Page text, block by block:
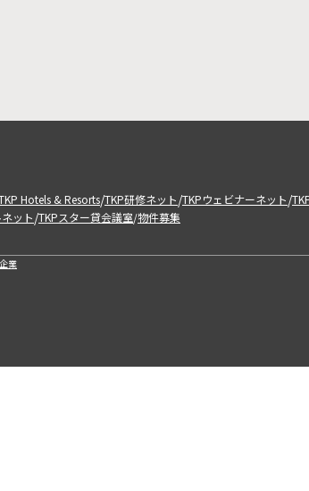
Hotels & Resorts/TKP研修ネット/TKPウェビナーネット/
ット/TKPスター貸会議室/物件募集
業